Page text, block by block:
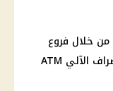
من خلال فروع
البنوك، وفروع البريد المصري، وماكينات الصراف الآلي ATM